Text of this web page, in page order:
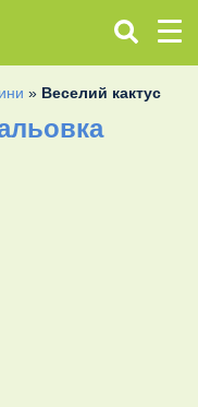
» Веселий кактус